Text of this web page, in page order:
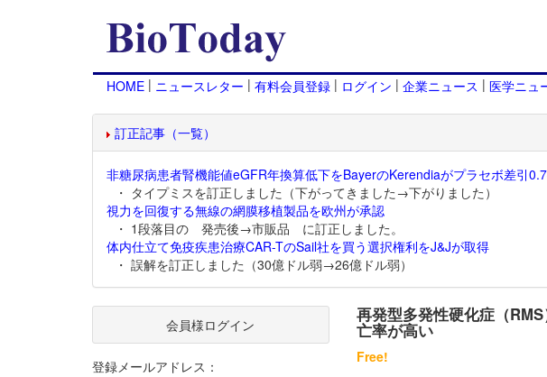
HOME | ニュースレター | 有料会員登録 | ログイン | 企業ニュース | 医学ニュ
訂正記事（一覧）
非糖尿病患者腎機能値eGFR年換算低下をBayerのKerendiaがプラセボ差引
・ タイプミスを訂正しました（下がってきました→下がりました）
視力を回復する無線の網膜移植製品を欧州が承認
・ 1段落目の 発売後→市販品 に訂正しました。
体内仕立て免疫疾患治療CAR-TのSail社を買う選択権利をJ&Jが取得
・ 誤解を訂正しました（30億ドル弱→26億ドル弱）
再発型多発性硬化症（
亡率が高い
Free!
会員様ログイン
登録メールアドレス：